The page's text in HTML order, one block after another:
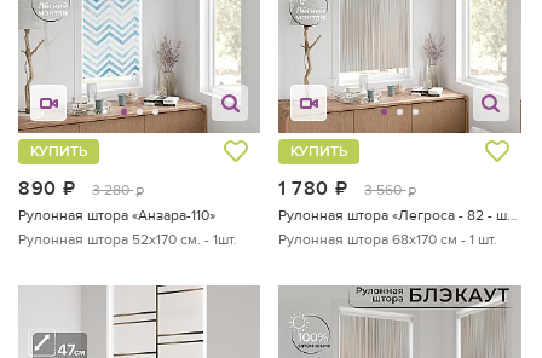
890 руб.
3 280 руб.
КУПИТЬ
Рулонная штора «Анзара-110»
Рулонная штора 52х170 см. - 1шт.
1 780 руб.
3 560 руб.
КУПИТЬ
Рулонная штора «Легроса - 82 - ширина 68 см»
Рулонная штора 68х170 см - 1 шт.